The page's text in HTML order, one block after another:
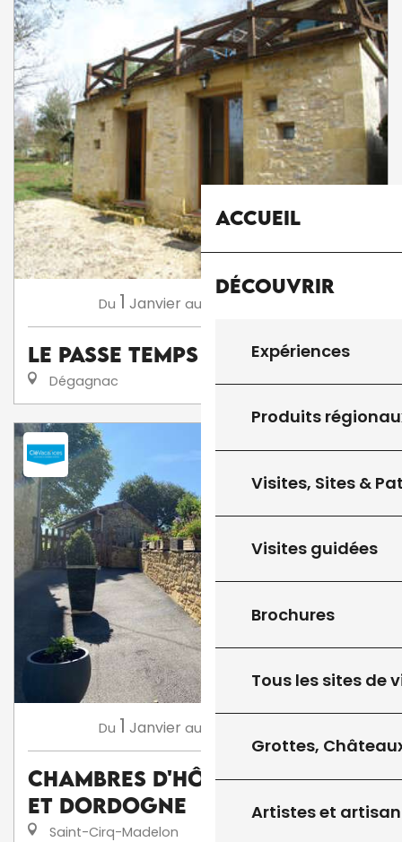
Accueil
Découvrir
Expériences
Produits
Visites, Sites &
Visites guidées
Brochures
Tous les sites de
Grottes,
Artistes et
Du 1 Janvier au 31
Le Passe Temps
Dégagnac
Du 1 Janvier au
Chambres D'Hôtes Entre Lot
Et Dordogne
Saint-Cirq-Madelon